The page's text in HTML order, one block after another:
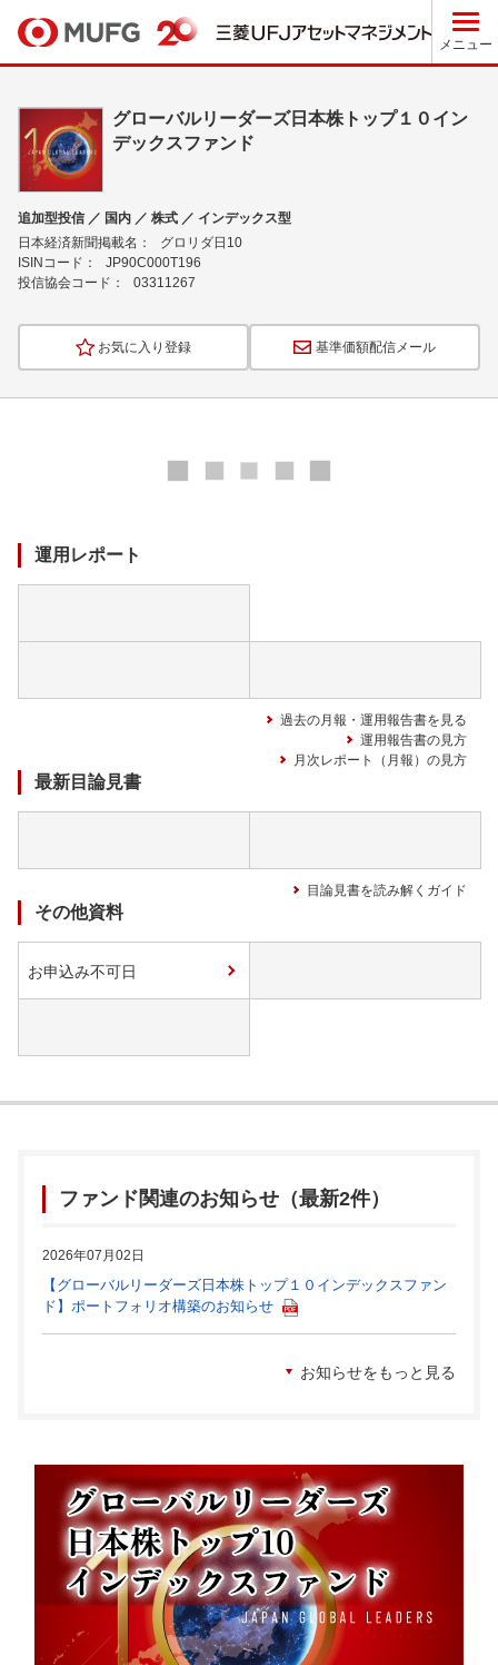
メニュー
グローバルリーダーズ日本株トップ１０イン
デックスファンド
追加型投信 ／ 国内 ／ 株式 ／ インデックス型
日本経済新聞掲載名：
グロリダ日10
ISINコード：
JP90C000T196
投信協会コード：
03311267
お気に入り登録 基準価額配信メール
運用レポート
過去の月報・運用報告書を見る
運用報告書の見方
月次レポート（月報）の見方
最新目論見書
目論見書を読み解くガイド
その他資料
お申込み不可日
ファンド関連のお知らせ（最新2件）
2026年07月02日
【グローバルリーダーズ日本株トップ１０インデックスファン
ド】ポートフォリオ構築のお知らせ
お知らせをもっと見る